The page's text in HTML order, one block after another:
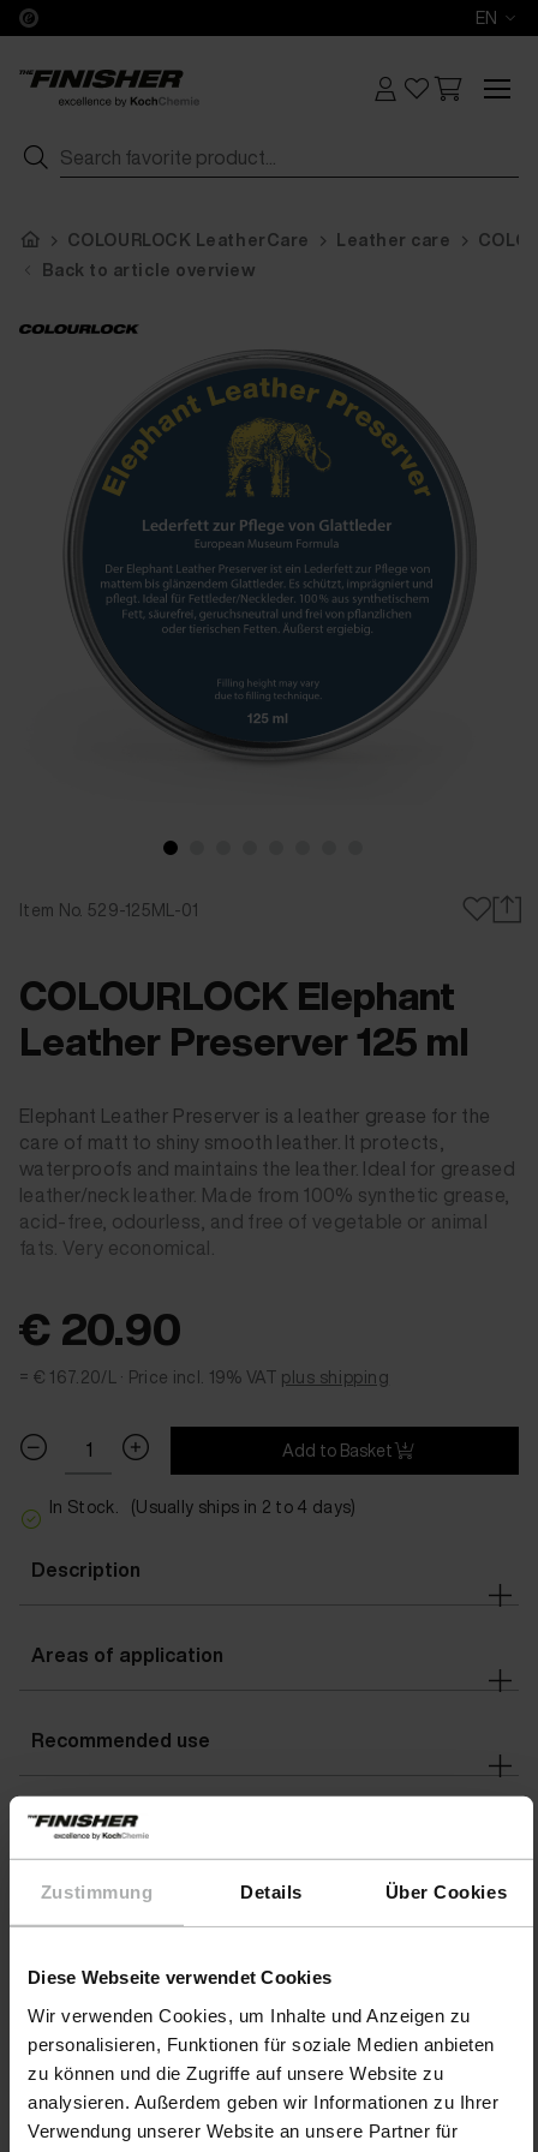
Zustimmung Details Über Cookies
Diese Webseite verwendet Cookies
Wir verwenden Cookies, um Inhalte und Anzeigen zu
personalisieren, Funktionen für soziale Medien anbieten
zu können und die Zugriffe auf unsere Website zu
analysieren. Außerdem geben wir Informationen zu Ihrer
Verwendung unserer Website an unsere Partner für
EN
COLOURLOCK LeatherCare Leather care
Back to article overview
Item No. 529-125ML-01
COLOURLOCK Elephant
Leather Preserver 125 ml
Elephant Leather Preserver is a leather grease for the
care of matt to shiny smooth leather. It protects,
waterproofs and maintains the leather. Ideal for greased
leather/neck leather. Made from 100% synthetic grease,
acid-free, odourless, and free of vegetable or animal
fats. Very economical.
€ 20.90
= € 167.20/L · Price incl. 19% VAT plus shipping
Add to Basket
In Stock. (Usually ships in 2 to 4 days)
Description
Areas of application
Recommended use
Warnings